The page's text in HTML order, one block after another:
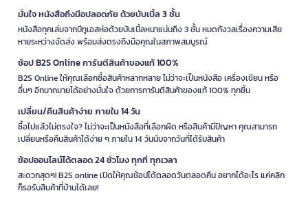
มั่นใจ หนังสือถึงมือปลอดภัย ด้วยบับเบิ้ล 3 ชั้น
หนังสือทุกเล่มจากบีทูเอสห่อด้วยบับเบิ้ลหนาแน่นถึง 3 ชั้น หมดกังวลเรื่องความเสีย
หายระหว่างจัดส่ง พร้อมส่งตรงถึงมือคุณในสภาพสมบูรณ์
ช้อป B2S Online การันตีสินค้าของแท้ 100%
B2S Online ให้คุณเลือกซื้อสินค้าหลากหลาย ไม่ว่าจะเป็นหนังสือ เครื่องเขียน หรือ
อื่นๆ อีกมากมายได้อย่างมั่นใจ ด้วยการการันตีสินค้าของแท้ 100% ทุกชิ้น
เปลี่ยน/คืนสินค้าง่าย ภายใน 14 วัน
ซื้อไปแล้วไม่ตรงใจ? ไม่ว่าจะเป็นหนังสือที่เลือกผิด หรือสินค้ามีปัญหา คุณสามารถ
เปลี่ยนหรือคืนสินค้าได้ง่าย ๆ ภายใน 14 วันนับจากวันที่ได้รับสินค้า
ช้อปออนไลน์ได้ตลอด 24 ชั่วโมง ทุกที่ ทุกเวลา
สะดวกสุดๆ! B2S online เปิดให้คุณช้อปได้ตลอดวันตลอดคืน อยากได้อะไร แค่คลิก
ก็รอรับสินค้าที่บ้านได้เลย!